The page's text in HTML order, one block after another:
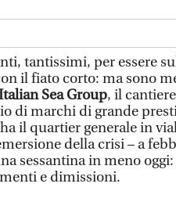
tantissimi, per essere
il fiato corto: ma sono
Sea Group, il
di marchi di grande
il quartier generale in
della crisi – a
sessantina in meno
e dimissioni.